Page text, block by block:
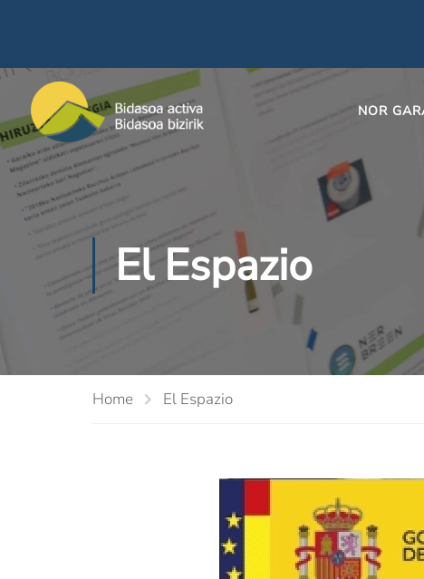
NOR
El Espazio
Home El Espazio